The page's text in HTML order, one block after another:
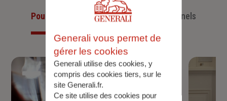
Pour les particuliersPour les professionnels
Generali vous permet de
gérer les cookies
Generali utilise des cookies, y
compris des cookies tiers, sur le
site Generali.fr.
Ce site utilise des cookies pour